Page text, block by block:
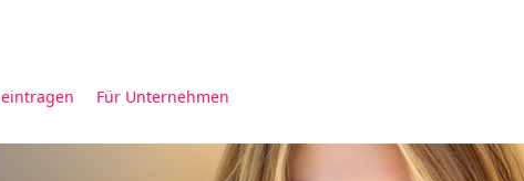
Für Unternehmen